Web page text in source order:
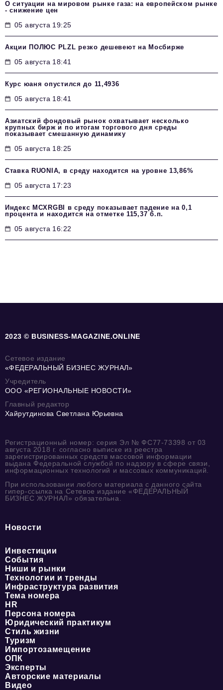
О ситуации на мировом рынке газа: на европейском рынке
- снижение цен
05 августа 19:25
Акции ПОЛЮС PLZL резко дешевеют на Мосбирже
05 августа 18:41
Курс юаня опустился до 11,4936
05 августа 18:41
Азиатский фондовый рынок охватывает несколько
крупных бирж и по итогам торгового дня среды
показывает смешанную динамику
05 августа 18:25
Ставка RUONIA, в среду находится на уровне 13,86%
05 августа 17:23
Индекс MCXRGBI в среду показывает падение на 0,1
процента и находится на отметке 115,37 б.п.
05 августа 16:22
2023 © BUSINESS-MAGAZINE.ONLINE
Сетевое издание
«ФЕДЕРАЛЬНЫЙ БИЗНЕС ЖУРНАЛ»
Учредитель
ООО «РЕГИОНАЛЬНЫЕ НОВОСТИ»
Главный редактор
Хайрутдинова Светлана Юрьевна
Регистрационный номер: серия Эл № ФС77-73398 от 03
августа 2018 г. согласно выписке из реестра
зарегистрированных средств массовой информации
выдана Федеральной службой по надзору в сфере связи,
информационных технологий и массовых коммуникаций.
При использовании любого материала с данного сайта
гипер-ссылка на Сетевое издание «ФЕДЕРАЛЬНЫЙ
БИЗНЕС ЖУРНАЛ» обязательна.
Новости
Инвестиции
События
Ниши и рынки
Технологии и тренды
Инфраструктура развития
Тема номера
HR
Персона номера
Юридический практикум
Стиль жизни
Туризм
Импортозамещение
ОПК
Эксперты
Авторские материалы
Видео